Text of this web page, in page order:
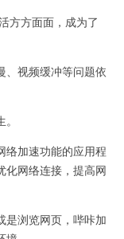
方面面，成为了
视频缓冲等问题依
加速功能的应用程
化网络连接，提高网
浏览网页，哔咔加